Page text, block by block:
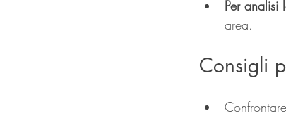
Per analisi
area.
Consigli